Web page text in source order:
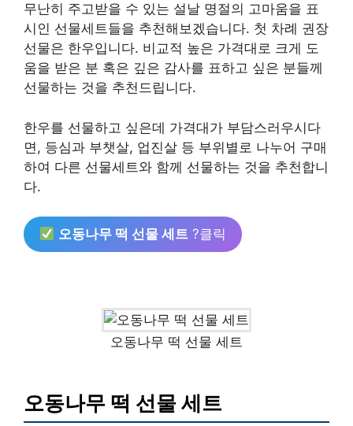
무난히 주고받을 수 있는 설날 명절의 고마움을 표
시인 선물세트들을 추천해보겠습니다. 첫 차례 권장
선물은 한우입니다. 비교적 높은 가격대로 크게 도
움을 받은 분 혹은 깊은 감사를 표하고 싶은 분들께
선물하는 것을 추천드립니다.
한우를 선물하고 싶은데 가격대가 부담스러우시다
면, 등심과 부챗살, 업진살 등 부위별로 나누어 구매
하여 다른 선물세트와 함께 선물하는 것을 추천합니
다.
오동나무 떡 선물 세트 ?클릭
오동나무 떡 선물 세트
오동나무 떡 선물 세트